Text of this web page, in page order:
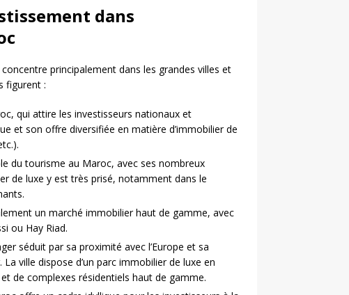
dans
principalement dans les grandes villes et
figurent :
qui attire les investisseurs nationaux et
et son offre diversifiée en matière d’immobilier de
du tourisme au Maroc, avec ses nombreux
de luxe y est très prisé, notamment dans le
un marché immobilier haut de gamme, avec
ou Hay Riad.
séduit par sa proximité avec l’Europe et sa
ville dispose d’un parc immobilier de luxe en
de complexes résidentiels haut de gamme.